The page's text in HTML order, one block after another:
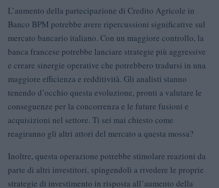
L’aumento della partecipazione di Credito Agricole in
Banco BPM potrebbe avere ripercussioni significative sul
mercato bancario italiano. Con un maggiore controllo, la
banca francese potrebbe lanciare strategie più aggressive
e creare sinergie operative che potrebbero tradursi in una
maggiore efficienza e redditività. Gli analisti stanno
tenendo d’occhio questa evoluzione, pronti a valutare le
conseguenze per la concorrenza e le future fusioni e
acquisizioni nel settore. Ti sei mai chiesto come
reagiranno gli altri attori del mercato a questa mossa?
Inoltre, questa operazione potrebbe stimolare reazioni da
parte di altri investitori, spingendoli a rivedere le proprie
strategie di investimento in risposta all’aumento della